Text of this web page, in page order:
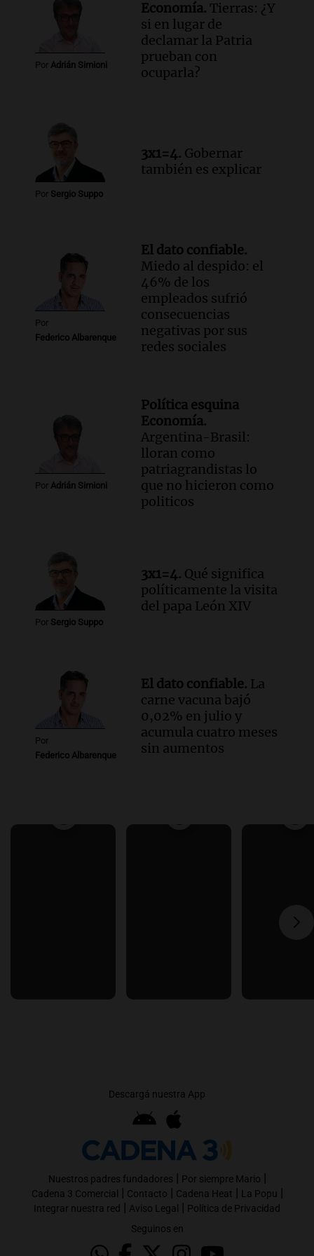
la ley de Propiedad Privada debatida en
el Senado.
Viva la Radio Rosario
Episodios
Luis Juez cuestionó la polémica
Informados al regreso
Episodios
Por Adrián Simioni
Economía. Tierras: ¿Y
si en lugar de
declamar la Patria
prueban con
ocuparla?
Por Sergio Suppo
3x1=4. Gobernar
también es explicar
Por
Federico Albarenque
El dato confiable.
Miedo al despido: el
46% de los
empleados sufrió
consecuencias
negativas por sus
redes sociales
Por Adrián Simioni
Política esquina
Economía.
Argentina-Brasil:
lloran como
patriagrandistas lo
que no hicieron como
politicos
Por Sergio Suppo
3x1=4. Qué significa
políticamente la visita
del papa León XIV
Por
Federico Albarenque
El dato confiable. La
carne vacuna bajó
0,02% en julio y
acumula cuatro meses
sin aumentos
Descargá nuestra App
Nuestros padres fundadores | Por siempre Mario |
Cadena 3 Comercial | Contacto | Cadena Heat | La Popu |
Integrar nuestra red | Aviso Legal | Política de Privacidad
Seguinos en